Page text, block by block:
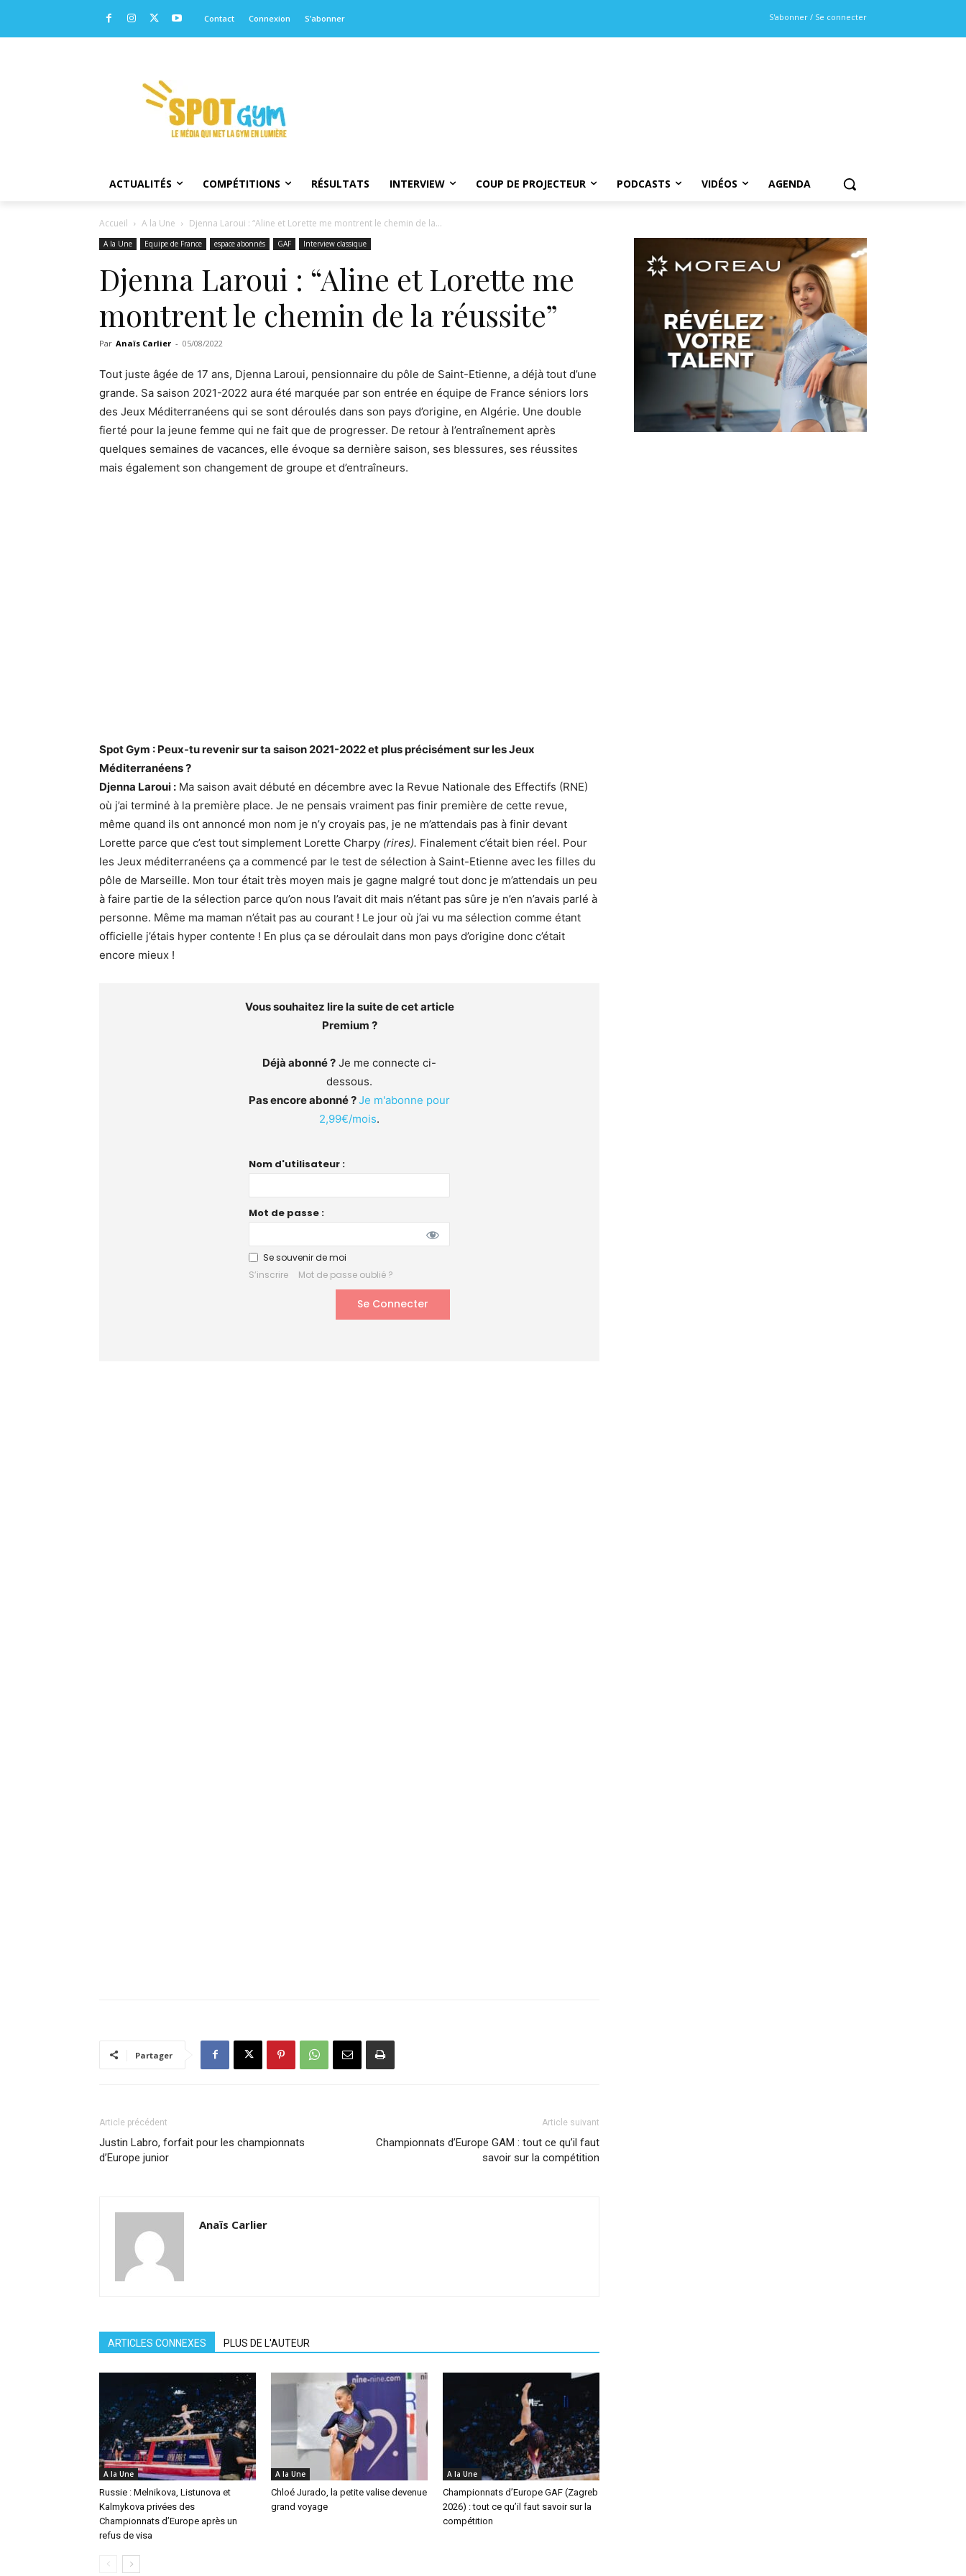
S'abonner / Se connecter
Contact Connexion S’abonner
ACTUALITÉS COMPÉTITIONS RÉSULTATS INTERVIEW COUP DE PROJECTEUR PODCASTS VIDÉOS AGENDA
Accueil A la Une Djenna Laroui : “Aline et Lorette me montrent le chemin de la...
A la Une Equipe de France espace abonnés GAF Interview classique
Djenna Laroui : “Aline et Lorette me
montrent le chemin de la réussite”
Par Anaïs Carlier - 05/08/2022
Tout juste âgée de 17 ans, Djenna Laroui, pensionnaire du pôle de Saint-Etienne, a déjà tout d’une
grande. Sa saison 2021-2022 aura été marquée par son entrée en équipe de France séniors lors
des Jeux Méditerranéens qui se sont déroulés dans son pays d’origine, en Algérie. Une double
fierté pour la jeune femme qui ne fait que de progresser. De retour à l’entraînement après
quelques semaines de vacances, elle évoque sa dernière saison, ses blessures, ses réussites
mais également son changement de groupe et d’entraîneurs.
Spot Gym : Peux-tu revenir sur ta saison 2021-2022 et plus précisément sur les Jeux
Méditerranéens ?
Djenna Laroui : Ma saison avait débuté en décembre avec la Revue Nationale des Effectifs (RNE)
où j’ai terminé à la première place. Je ne pensais vraiment pas finir première de cette revue,
même quand ils ont annoncé mon nom je n’y croyais pas, je ne m’attendais pas à finir devant
Lorette parce que c’est tout simplement Lorette Charpy (rires). Finalement c’était bien réel. Pour
les Jeux méditerranéens ça a commencé par le test de sélection à Saint-Etienne avec les filles du
pôle de Marseille. Mon tour était très moyen mais je gagne malgré tout donc je m’attendais un peu
à faire partie de la sélection parce qu’on nous l’avait dit mais n’étant pas sûre je n’en n’avais parlé à
personne. Même ma maman n’était pas au courant ! Le jour où j’ai vu ma sélection comme étant
officielle j’étais hyper contente ! En plus ça se déroulait dans mon pays d’origine donc c’était
encore mieux !
Vous souhaitez lire la suite de cet article
Premium ?
Déjà abonné ? Je me connecte ci-
dessous.
Pas encore abonné ?Je m'abonne pour
2,99€/mois.
Nom d'utilisateur :
Mot de passe :
Se souvenir de moi
S’inscrire
Mot de passe oublié ?
Partager
Article précédent
Justin Labro, forfait pour les championnats
d’Europe junior
Article suivant
Championnats d’Europe GAM : tout ce qu’il faut
savoir sur la compétition
Anaïs Carlier
ARTICLES CONNEXES PLUS DE L'AUTEUR
A la Une
Russie : Melnikova, Listunova et
Kalmykova privées des
Championnats d’Europe après un
refus de visa
A la Une
Chloé Jurado, la petite valise devenue
grand voyage
A la Une
Championnats d’Europe GAF (Zagreb
2026) : tout ce qu’il faut savoir sur la
compétition